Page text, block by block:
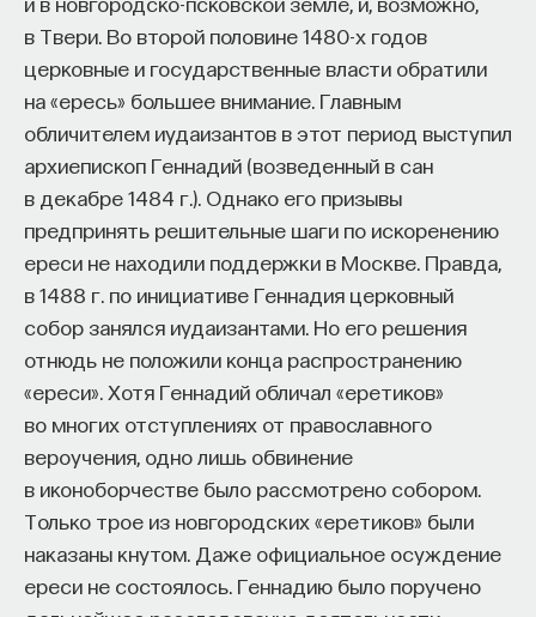
в Твери. Во второй половине 1480-х годов
церковные и государственные власти обратили
на «ересь» большее внимание. Главным
обличителем иудаизантов в этот период выступил
архиепископ Геннадий (возведенный в сан
в декабре 1484 г.). Однако его призывы
предпринять решительные шаги по искоренению
ереси не находили поддержки в Москве. Правда,
в 1488 г. по инициативе Геннадия церковный
собор занялся иудаизантами. Но его решения
отнюдь не положили конца распространению
«ереси». Хотя Геннадий обличал «еретиков»
во многих отступлениях от православного
вероучения, одно лишь обвинение
в иконоборчестве было рассмотрено собором.
Только трое из новгородских «еретиков» были
наказаны кнутом. Даже официальное осуждение
ереси не состоялось. Геннадию было поручено